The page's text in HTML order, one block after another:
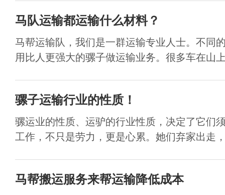
马队运输都运输什么材料？
马帮运输队，我们是一群运输专业人士。不同
用比人更强大的骡子做运输业务。很多车在山
骡子运输行业的性质！
骡运业的性质、运驴的行业性质，决定了它们
工作，不只是劳力，更是心累。她们弃家出走
马帮搬运服务来帮运输降低成本